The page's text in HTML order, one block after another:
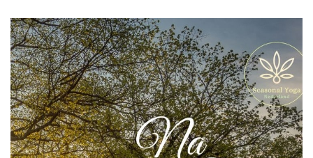
CONTACT
LOGIN
REGISTRATIE
ENGLISH